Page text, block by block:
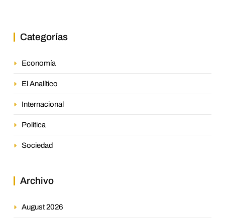
Categorías
Economía
El Analítico
Internacional
Política
Sociedad
Archivo
August 2026